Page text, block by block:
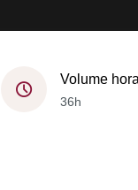
Volume
36h